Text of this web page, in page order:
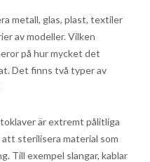
metall, glas, plast, textiler
av modeller. Vilken
på hur mycket det
Det finns två typer av
är extremt pålitliga
sterilisera material som
Till exempel slangar, kablar